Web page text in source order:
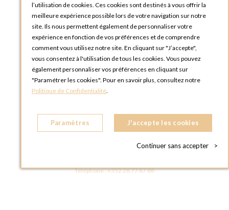
OPTIONS LUXEMBOURG
13 rue Paul Rischard
5324 Contern
LUXEMBOURG
BOUTIQUE OPTIONS LUXEMBOURG
L - 1842 HOWALD LUXEMBOURG
Téléphone :+352 28 77 87 88
l’utilisation de cookies. Ces cookies sont destinés à vous offrir la
meilleure expérience possible lors de votre navigation sur notre
site. Ils nous permettent également de personnaliser votre
expérience en fonction de vos préférences et de comprendre
comment vous utilisez notre site. En cliquant sur "J’accepte",
vous consentez à l'utilisation de tous les cookies. Vous pouvez
également personnaliser vos préférences en cliquant sur
"Paramétrer les cookies". Pour en savoir plus, consultez notre
Politique de Confidentialité.
Paramètres J'accepte les cookies
Continuer sans accepter >